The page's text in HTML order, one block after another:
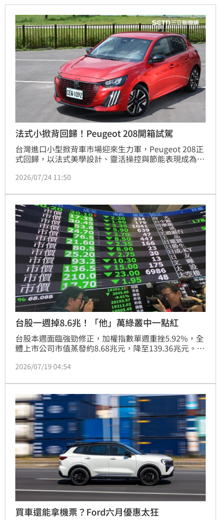
法式小掀背回歸！Peugeot 208開箱試駕
台灣進口小型掀背車市場迎來生力軍，Peugeot 208正
式回歸，以法式美學設計、靈活操控與節能表現成為都
綜效馬力達145匹，平均油耗表現出色，且具備短暫純
Level 2駕駛輔助系統。車長僅4055mm，結合5.2公尺
最小迴轉半徑，在巷弄穿梭極為輕鬆。Peugeot 208建
議售價99.8萬元，不僅外觀吸睛，更將設計感、科技配
備與駕馭樂趣完美融合，為喜愛個性化進口小車的消費
者，提供兼具日常實用性與獨特風格的優質選擇。
2026/07/24 11:50
台股一週掉8.6兆！「他」萬綠叢中一點紅
台股本週面臨強勁修正，加權指數單週重挫5.92%，全
體上市公司市值蒸發約8.68兆元，降至139.36兆元。市
價出現明顯修正。相對地，資金轉向油電燃氣等防禦性
款，但台股整體成交量能仍維持高檔，半導體成交佔比
近四成，顯示市場籌碼換手激烈。分析師指出，投資人
信心轉趨保守，後續應密切關注科技股評價調整與資金
流向，觀察台股是否能在震盪中尋求支撐，並留意類股
輪動下的避險機會與產業週轉率變化。
2026/07/19 04:54
買車還能拿機票？Ford六月優惠太狂